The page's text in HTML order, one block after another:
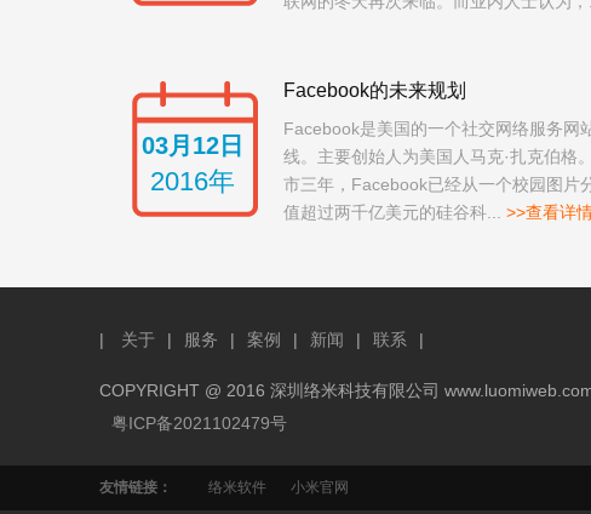
03月12日
2016年
Facebook的未来规划
Facebook是美国的一个社交网络服务网
线。主要创始人为美国人马克·扎克伯格
市三年，Facebook已经从一个校园图片
值超过两千亿美元的硅谷科... >>查看详
| 关于 | 服务 | 案例 | 新闻 | 联系 |
COPYRIGHT @ 2016 深圳络米科技有限公司
粤ICP备2021102479号
友情链接： 络米软件 小米官网